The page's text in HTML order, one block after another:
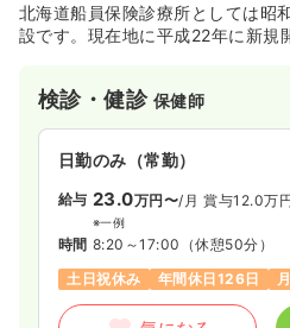
北海道船員保険診療所としては昭
設です。現在地に平成22年に新規
検診・健診 保健師
日勤のみ（常勤）
給与 23.0万円〜/月 賞与12.0万
※一例
時間 8:20～17:00 （休憩50分）
土日祝休み
年間休日126日